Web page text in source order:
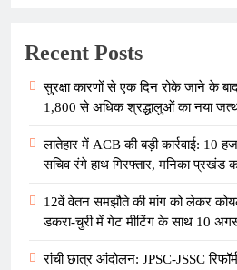
Recent Posts
सुरक्षा कारणों से एक दिन रोके जाने के
1,800 से अधिक श्रद्धालुओं का नया
लातेहार में ACB की बड़ी कार्रवाई: 10
सचिव रंगे हाथ गिरफ्तार, मनिका प्रखंड
12वें वेतन समझौते की मांग को लेकर
डकरा-चुरी में गेट मीटिंग के साथ 10
रांची छात्र आंदोलन: JPSC-JSSC